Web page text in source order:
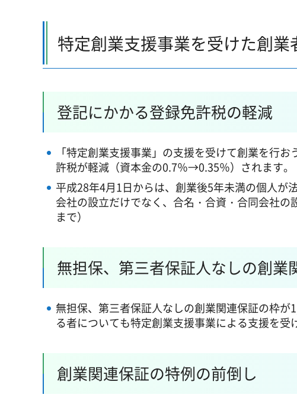
特定創業支援事業を受けた創業
登記にかかる登録免許税の軽減
「特定創業支援事業」の支援を受けて創業を行
許税が軽減（資本金の0.7％→0.35％）されます。
平成28年4月1日からは、創業後5年未満の個人が
会社の設立だけでなく、合名・合資・合同会社
まで）
無担保、第三者保証人なしの創業
無担保、第三者保証人なしの創業関連保証の枠
る者についても特定創業支援事業による支援を受
創業関連保証の特例の前倒し